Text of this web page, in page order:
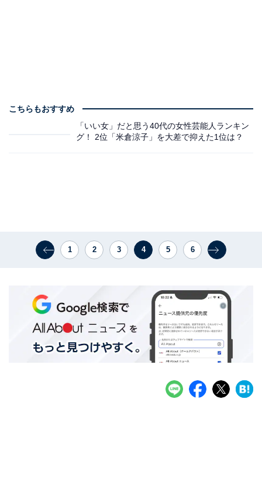
こちらもおすすめ
「いい女」だと思う40代の女性芸能人ランキン
グ！ 2位「米倉涼子」を大差で抑えた1位は？
1 2 3 4 5 6